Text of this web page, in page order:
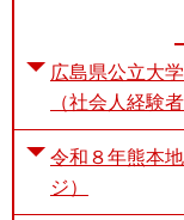
広島県公立大
（社会人経験
令和８年熊本
ジ）